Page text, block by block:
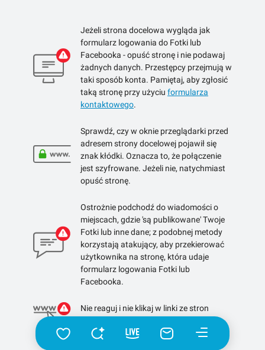
Jeżeli strona docelowa wygląda jak
formularz logowania do Fotki lub
Facebooka - opuść stronę i nie podawaj
żadnych danych. Przestępcy przejmują w
taki sposób konta. Pamiętaj, aby zgłosić
taką stronę przy użyciu formularza
kontaktowego.
Sprawdź, czy w oknie przeglądarki przed
adresem strony docelowej pojawił się
znak kłódki. Oznacza to, że połączenie
jest szyfrowane. Jeżeli nie, natychmiast
opuść stronę.
Ostrożnie podchodź do wiadomości o
miejscach, gdzie 'są publikowane' Twoje
Fotki lub inne dane; z podobnej metody
korzystają atakujący, aby przekierować
użytkownika na stronę, która udaje
formularz logowania Fotki lub
Facebooka.
Nie reaguj i nie klikaj w linki ze stron